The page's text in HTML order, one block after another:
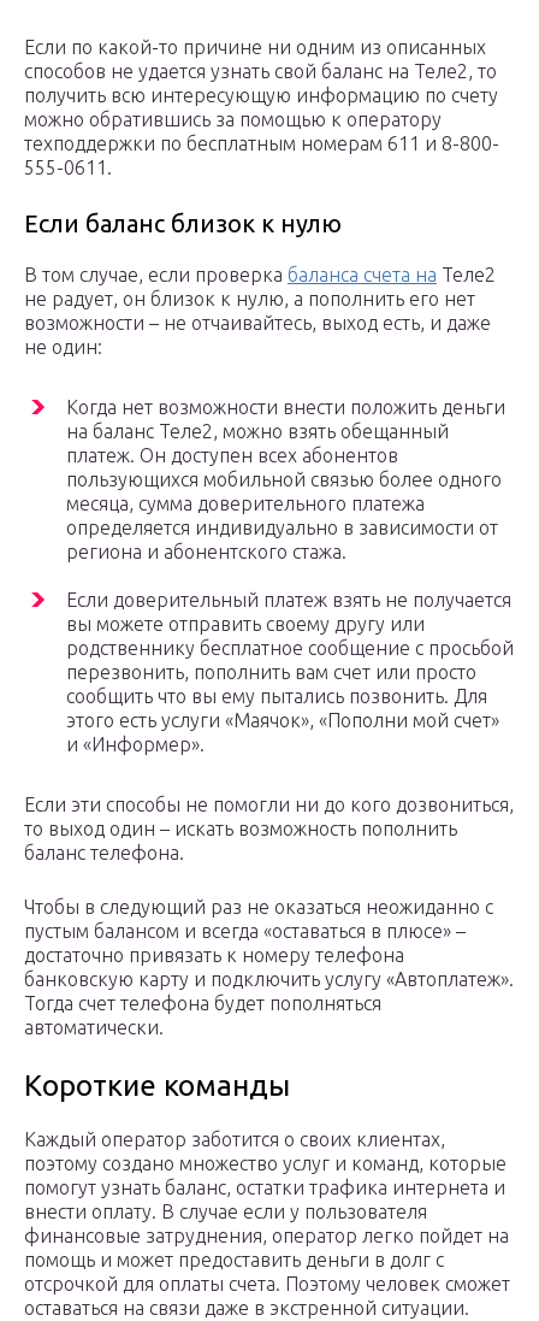
Если по какой-то причине ни одним из описанных
способов не удается узнать свой баланс на Теле2, то
получить всю интересующую информацию по счету
можно обратившись за помощью к оператору
техподдержки по бесплатным номерам 611 и 8-800-
555-0611.
Если баланс близок к нулю
В том случае, если проверка баланса счета на Теле2
не радует, он близок к нулю, а пополнить его нет
возможности – не отчаивайтесь, выход есть, и даже
не один:
Когда нет возможности внести положить деньги
на баланс Теле2, можно взять обещанный
платеж. Он доступен всех абонентов
пользующихся мобильной связью более одного
месяца, сумма доверительного платежа
определяется индивидуально в зависимости от
региона и абонентского стажа.
Если доверительный платеж взять не получается
вы можете отправить своему другу или
родственнику бесплатное сообщение с просьбой
перезвонить, пополнить вам счет или просто
сообщить что вы ему пытались позвонить. Для
этого есть услуги «Маячок», «Пополни мой счет»
и «Информер».
Если эти способы не помогли ни до кого дозвониться,
то выход один – искать возможность пополнить
баланс телефона.
Чтобы в следующий раз не оказаться неожиданно с
пустым балансом и всегда «оставаться в плюсе» –
достаточно привязать к номеру телефона
банковскую карту и подключить услугу «Автоплатеж».
Тогда счет телефона будет пополняться
автоматически.
Короткие команды
Каждый оператор заботится о своих клиентах,
поэтому создано множество услуг и команд, которые
помогут узнать баланс, остатки трафика интернета и
внести оплату. В случае если у пользователя
финансовые затруднения, оператор легко пойдет на
помощь и может предоставить деньги в долг с
отсрочкой для оплаты счета. Поэтому человек сможет
оставаться на связи даже в экстренной ситуации.